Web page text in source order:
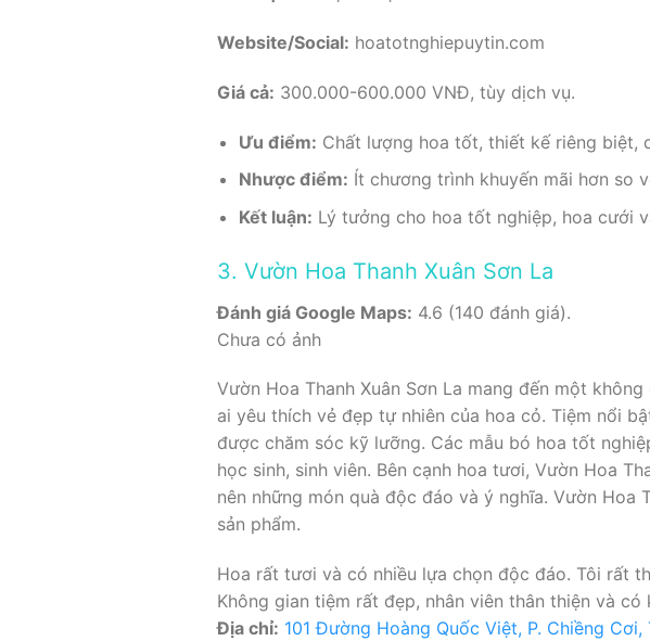
Website/Social: hoatotnghiepuytin.com
Giá cả: 300.000-600.000 VNĐ, tùy dịch vụ.
Ưu điểm: Chất lượng hoa tốt, thiết kế riêng biệt,
Nhược điểm: Ít chương trình khuyến mãi hơn so
Kết luận: Lý tưởng cho hoa tốt nghiệp, hoa cưới
3. Vườn Hoa Thanh Xuân Sơn La
Đánh giá Google Maps: 4.6 (140 đánh giá).
Chưa có ảnh
Vườn Hoa Thanh Xuân Sơn La mang đến một
ai yêu thích vẻ đẹp tự nhiên của hoa cỏ. Tiệm nổi
được chăm sóc kỹ lưỡng. Các mẫu bó hoa tốt
học sinh, sinh viên. Bên cạnh hoa tươi, Vườn Hoa
nên những món quà độc đáo và ý nghĩa. Vườn Hoa
sản phẩm.
Hoa rất tươi và có nhiều lựa chọn độc đáo. Tôi rất
Không gian tiệm rất đẹp, nhân viên thân thiện và
Địa chỉ: 101 Đường Hoàng Quốc Việt, P. Chiềng Cơi,